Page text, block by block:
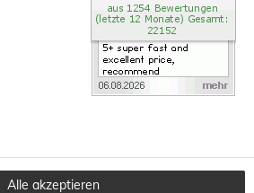
Alle akzeptieren